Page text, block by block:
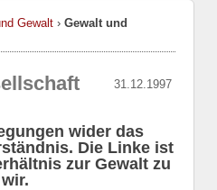
Gewalt › Gewalt und
31.12.1997
wider das
Die Linke ist
zur Gewalt zu